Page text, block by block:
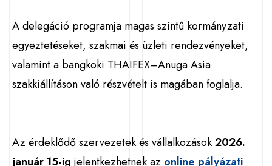
A delegáció programja magas szintű kormányzati
egyeztetéseket, szakmai és üzleti rendezvényeket,
valamint a bangkoki THAIFEX–Anuga Asia
szakkiállításon való részvételt is magában foglalja.
Az érdeklődő szervezetek és vállalkozások2026.
január 15-ig jelentkezhetnek az online pályázati